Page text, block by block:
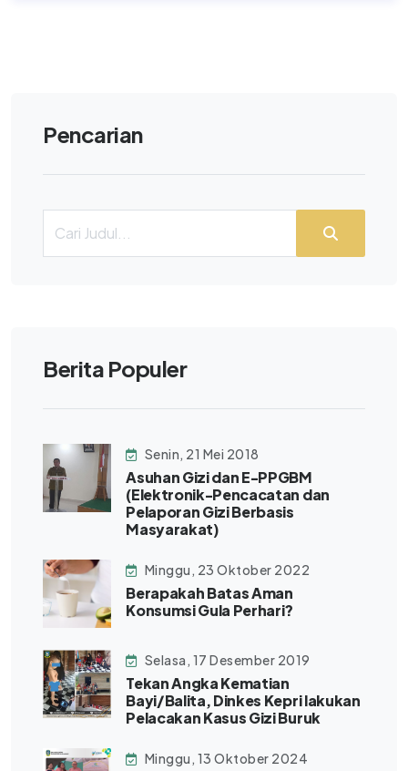
Pencarian
Berita Populer
Senin, 21 Mei 2018
Asuhan Gizi dan E-PPGBM
(Elektronik-Pencacatan dan
Pelaporan Gizi Berbasis
Masyarakat)
Minggu, 23 Oktober 2022
Berapakah Batas Aman
Konsumsi Gula Perhari?
Selasa, 17 Desember 2019
Tekan Angka Kematian
Bayi/Balita, Dinkes Kepri lakukan
Pelacakan Kasus Gizi Buruk
Minggu, 13 Oktober 2024